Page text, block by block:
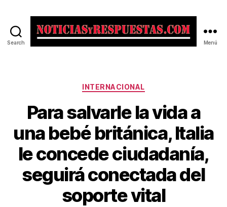
Search Menú
Categorías
INTERNACIONAL
Para salvarle la vida a
una bebé británica, Italia
le concede ciudadanía,
seguirá conectada del
soporte vital